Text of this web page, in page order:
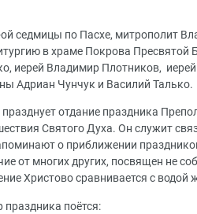
седмицы по Пасхе, митрополит
в храме Покрова
иерей Владимир Плотников,
Адриан Чунчук и Василий Талько.
отдание праздника
Святого Духа. Он служит
о приближении
от многих других, посвящен не
Христово сравнивается с
праздника поётся: